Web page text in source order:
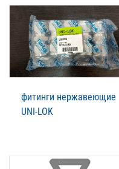
фитинги нержавеющие
UNI-LOK